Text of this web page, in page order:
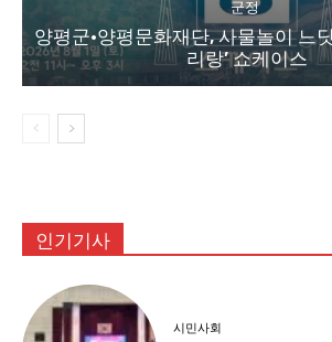
군정
양평군·양평문화재단, 사물놀이 느
리랑’ 쇼케이스
인기기사
시민사회